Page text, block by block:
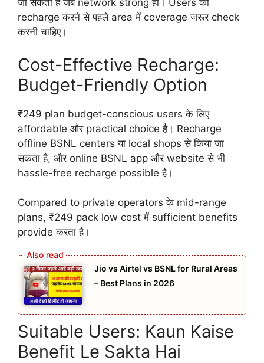
जा सकता है जब network strong हो। Users को
recharge करने से पहले area में coverage जरूर check
करनी चाहिए।
Cost-Effective Recharge:
Budget-Friendly Option
₹249 plan budget-conscious users के लिए
affordable और practical choice है। Recharge
offline BSNL centers या local shops से किया जा
सकता है, और online BSNL app और website से भी
hassle-free recharge possible है।
Compared to private operators के mid-range
plans, ₹249 pack low cost में sufficient benefits
provide करता है।
Jio vs Airtel vs BSNL for Rural Areas
– Best Plans in 2026
Suitable Users: Kaun Kaise
Benefit Le Sakta Hai